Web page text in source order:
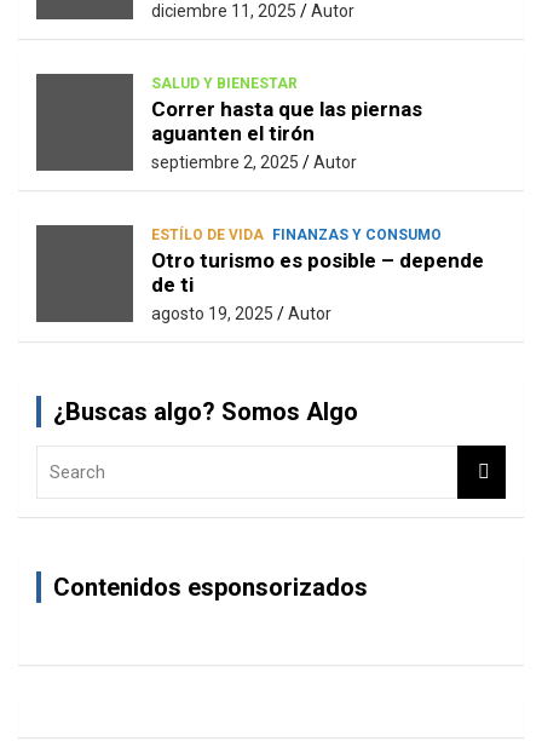
diciembre 11, 2025 Autor
SALUD Y BIENESTAR
Correr hasta que las piernas
aguanten el tirón
septiembre 2, 2025 Autor
ESTÍLO DE VIDA FINANZAS Y CONSUMO
Otro turismo es posible – depende
de ti
agosto 19, 2025 Autor
¿Buscas algo? Somos Algo
Contenidos esponsorizados